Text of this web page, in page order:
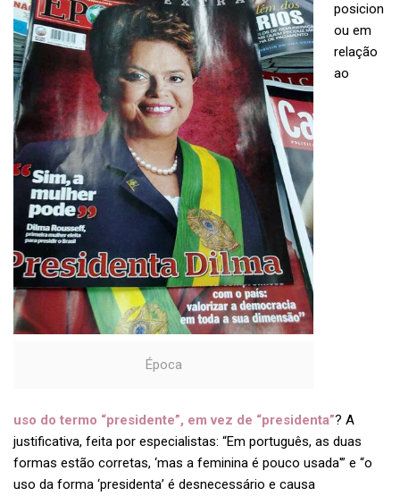
Época
posicion
ou em
relação
ao
uso do termo “presidente”, em vez de “presidenta”? A
justificativa, feita por especialistas: “Em português, as duas
formas estão corretas, ‘mas a feminina é pouco usada'” e “o
uso da forma ‘presidenta’ é desnecessário e causa